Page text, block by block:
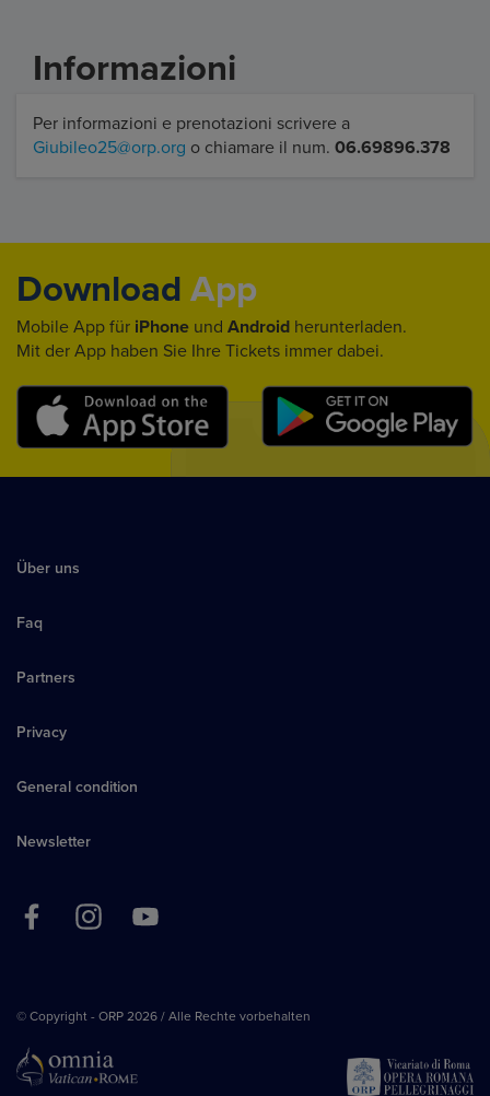
Informazioni
Per informazioni e prenotazioni scrivere a
Giubileo25@orp.org o chiamare il num. 06.69896.378
Download App
Mobile App für iPhone und Android herunterladen.
Mit der App haben Sie Ihre Tickets immer dabei.
Über uns
Faq
Partners
Privacy
General condition
Newsletter
© Copyright - ORP 2026 / Alle Rechte vorbehalten